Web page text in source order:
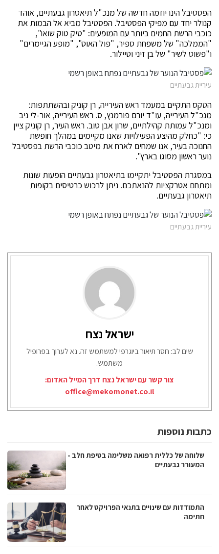
הפסטיבל הינו יוזמה חדשה של מנכ"ל תיאטרון גבעתיים, אוהד
קנולר יחד עם מפיקי הפסטיבל. הפסטיבל מביא אל הבמות את
כוכבי הרשת החמים ביותר עם המופעים: "טיק טוק שואו",
"הממלכה" של משפחת ספיר, "פול האוס", "מופע הגיימרים"
ו"פשוט לשיר" של בן זיני וטיילור.
עיריית גבעתיים
הטקס התקיים במעמד ראש העירייה, רן קוניק ובהשתתפות:
מנכ"ל העירייה, עו"ד יורם פורמנץ, ס. ראש העירייה, אור-לי ניב
ומנכ"ל עמותת קהילתיים, שרון אבן טוב. ראש העיר, רן קוניק ציין
כי: "כחלק מהיצע הפעילויות שאנו מקיימים במהלך חופשת
החנוכה בעיר, אנו שמחים לארח את מיטב כוכבי הרשת בפסטיבל
נוער ראשון מסוגו בארץ".
במסגרת הפסטיבל יתקיימו בתיאטרון גבעתיים הופעות שונות
ומתחם אטרקציות להנאתכם. ניתן לרכוש כרטיסים בקופות
תיאטרון גבעתיים.
עיריית גבעתיים
ישראל נצח
שים לב: חסר תיאור ביוגרפי למשתמש זה. נא לערוך בפרופיל
משתמש.
צור קשר עם ישראל נצח דרך המייל האדום:
office@mekomonet.co.il
כתבות נוספות
שלוחה של כללית רפואה משלימה בטיפת חלב -
המעורר גבעתיים
התמודדות עם שינויים בתנאי הפרויקט לאחר
חתימה